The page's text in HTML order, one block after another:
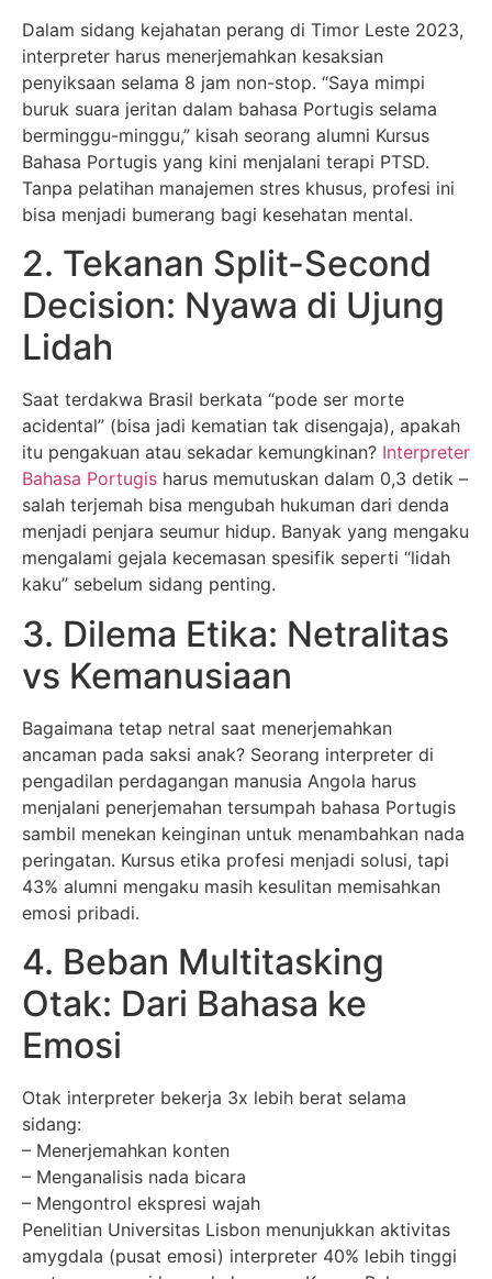
Dalam sidang kejahatan perang di Timor Leste 2023,
interpreter harus menerjemahkan kesaksian
penyiksaan selama 8 jam non-stop. “Saya mimpi
buruk suara jeritan dalam bahasa Portugis selama
berminggu-minggu,” kisah seorang alumni Kursus
Bahasa Portugis yang kini menjalani terapi PTSD.
Tanpa pelatihan manajemen stres khusus, profesi ini
bisa menjadi bumerang bagi kesehatan mental.
2. Tekanan Split-Second
Decision: Nyawa di Ujung
Lidah
Saat terdakwa Brasil berkata “pode ser morte
acidental” (bisa jadi kematian tak disengaja), apakah
itu pengakuan atau sekadar kemungkinan? Interpreter
Bahasa Portugis harus memutuskan dalam 0,3 detik –
salah terjemah bisa mengubah hukuman dari denda
menjadi penjara seumur hidup. Banyak yang mengaku
mengalami gejala kecemasan spesifik seperti “lidah
kaku” sebelum sidang penting.
3. Dilema Etika: Netralitas
vs Kemanusiaan
Bagaimana tetap netral saat menerjemahkan
ancaman pada saksi anak? Seorang interpreter di
pengadilan perdagangan manusia Angola harus
menjalani penerjemahan tersumpah bahasa Portugis
sambil menekan keinginan untuk menambahkan nada
peringatan. Kursus etika profesi menjadi solusi, tapi
43% alumni mengaku masih kesulitan memisahkan
emosi pribadi.
4. Beban Multitasking
Otak: Dari Bahasa ke
Emosi
Otak interpreter bekerja 3x lebih berat selama
sidang:
– Menerjemahkan konten
– Menganalisis nada bicara
– Mengontrol ekspresi wajah
Penelitian Universitas Lisbon menunjukkan aktivitas
amygdala (pusat emosi) interpreter 40% lebih tinggi